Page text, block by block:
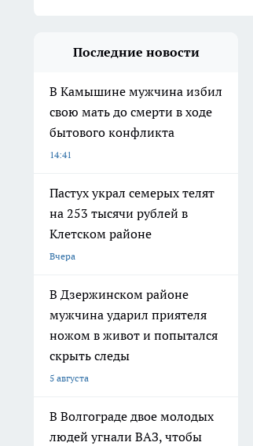
Последние новости
В Камышине мужчина избил
свою мать до смерти в ходе
бытового конфликта
14:41
Пастух украл семерых телят
на 253 тысячи рублей в
Клетском районе
Вчера
В Дзержинском районе
мужчина ударил приятеля
ножом в живот и попытался
скрыть следы
5 августа
В Волгограде двое молодых
людей угнали ВАЗ, чтобы